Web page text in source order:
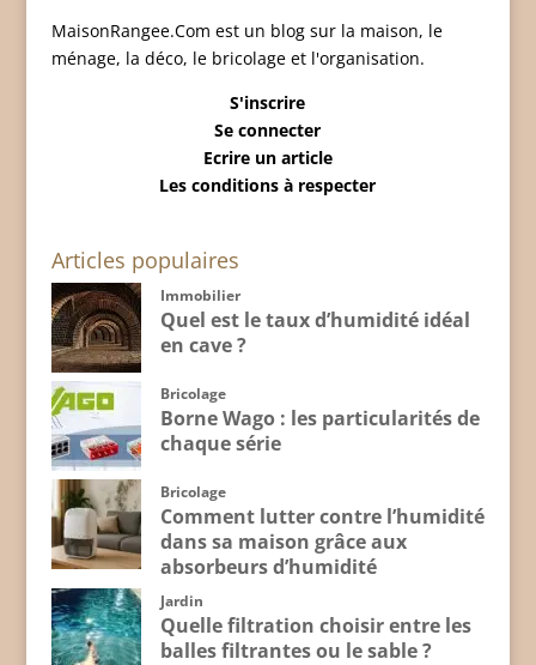
MaisonRangee.Com est un blog sur la maison, le
ménage, la déco, le bricolage et l'organisation.
S'inscrire
Se connecter
Ecrire un article
Les conditions à respecter
Articles populaires
Immobilier
Quel est le taux d’humidité idéal
en cave ?
Bricolage
Borne Wago : les particularités de
chaque série
Bricolage
Comment lutter contre l’humidité
dans sa maison grâce aux
absorbeurs d’humidité
Jardin
Quelle filtration choisir entre les
balles filtrantes ou le sable ?